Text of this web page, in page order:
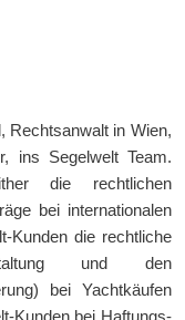
Rechtsanwalt in Wien,
ins Segelwelt Team.
die rechtlichen
bei internationalen
Kunden die rechtliche
und den
bei Yachtkäufen
Kunden bei Haftungs-